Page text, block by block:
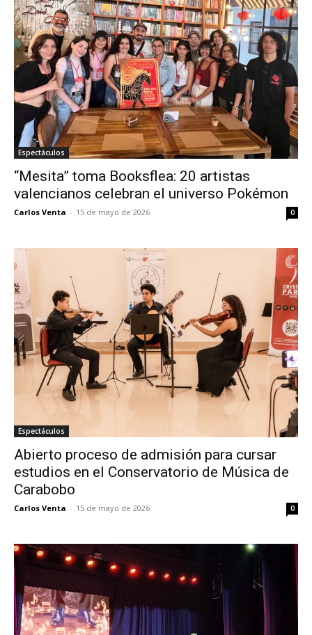
Espectáculos
“Mesita” toma Booksflea: 20 artistas
valencianos celebran el universo Pokémon
Carlos Venta - 15 de mayo de 2026 0
Espectáculos
Abierto proceso de admisión para cursar
estudios en el Conservatorio de Música de
Carabobo
Carlos Venta - 15 de mayo de 2026 0